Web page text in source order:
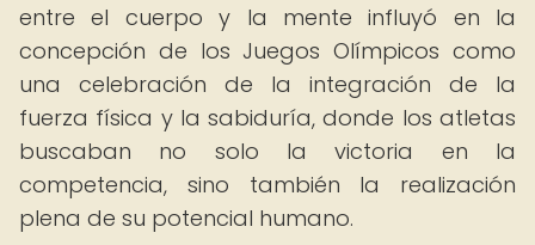
entre el cuerpo y la mente influyó en la
concepción de los Juegos Olímpicos como
una celebración de la integración de la
fuerza física y la sabiduría, donde los atletas
buscaban no solo la victoria en la
competencia, sino también la realización
plena de su potencial humano.